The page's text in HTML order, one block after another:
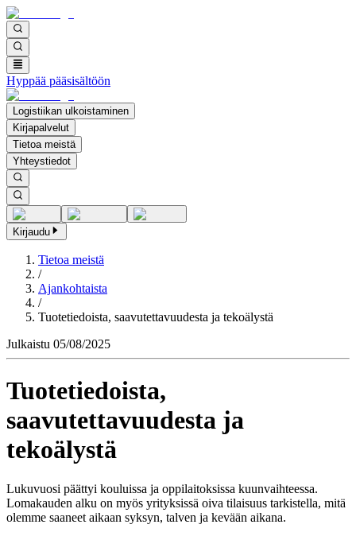
Hyppää pääsisältöön
Logistiikan ulkoistaminen
Kirjapalvelut
Tietoa meistä
Yhteystiedot
Kirjaudu
Tietoa meistä
/
Ajankohtaista
/
Tuotetiedoista, saavutettavuudesta ja tekoälystä
Julkaistu 05/08/2025
Tuotetiedoista,
saavutettavuudesta ja
tekoälystä
Lukuvuosi päättyi kouluissa ja oppilaitoksissa kuunvaihteessa.
Lomakauden alku on myös yrityksissä oiva tilaisuus tarkistella, mitä
olemme saaneet aikaan syksyn, talven ja kevään aikana.